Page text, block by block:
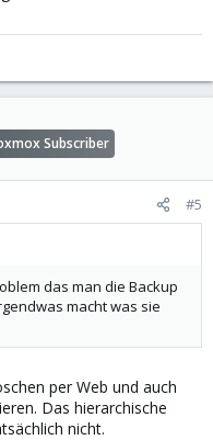
Subscriber
#5
das man die Backup
macht was sie
per Web und auch
Das hierarchische
nicht.